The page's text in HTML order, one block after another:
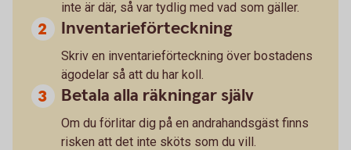
inte är där, så var tydlig med vad som gäller.
Inventarieförteckning
Skriv en inventarieförteckning över bostadens
ägodelar så att du har koll.
Betala alla räkningar själv
Om du förlitar dig på en andrahandsgäst finns
risken att det inte sköts som du vill.